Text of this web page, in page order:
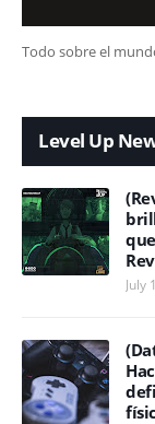
Todo sobre el
Level Up
July